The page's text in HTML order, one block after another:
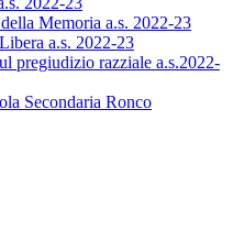
Memoria a.s. 2022-23
a.s. 2022-23
pregiudizio razziale a.s.2022-
Secondaria Ronco